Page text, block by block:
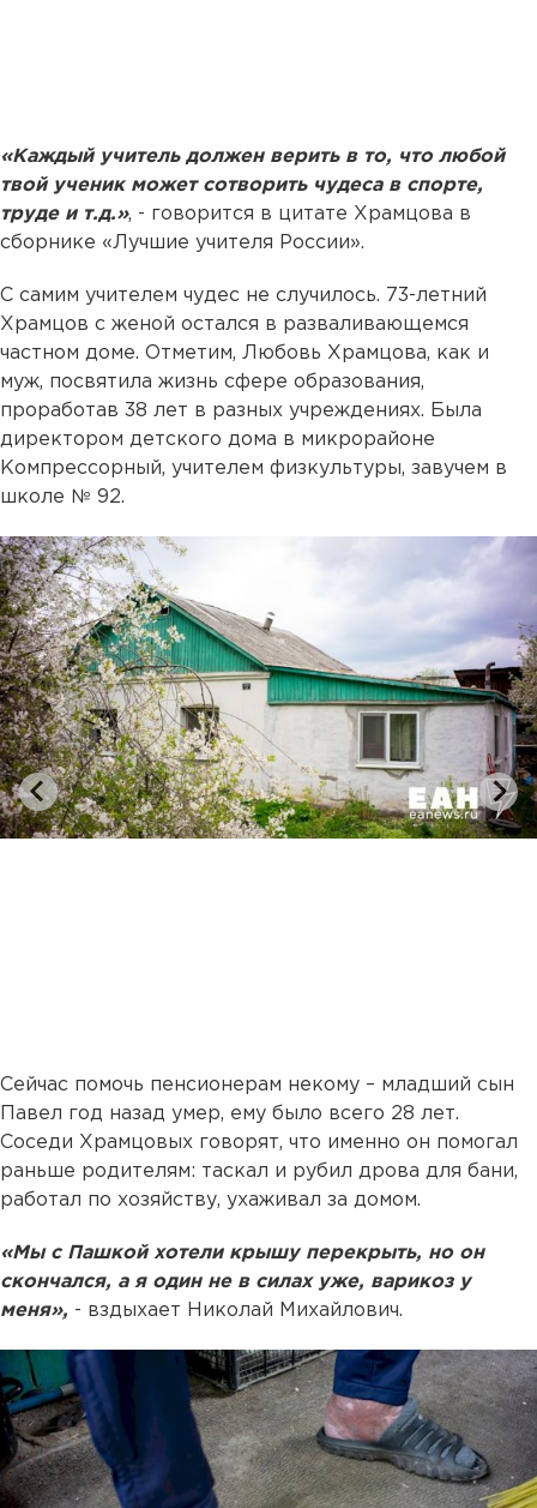
«Каждый учитель должен верить в то, что любой
твой ученик может сотворить чудеса в спорте,
труде и т.д.», - говорится в цитате Храмцова в
сборнике «Лучшие учителя России».
С самим учителем чудес не случилось. 73-летний
Храмцов с женой остался в разваливающемся
частном доме. Отметим, Любовь Храмцова, как и
муж, посвятила жизнь сфере образования,
проработав 38 лет в разных учреждениях. Была
директором детского дома в микрорайоне
Компрессорный, учителем физкультуры, завучем в
школе № 92.
Сейчас помочь пенсионерам некому – младший сын
Павел год назад умер, ему было всего 28 лет.
Соседи Храмцовых говорят, что именно он помогал
раньше родителям: таскал и рубил дрова для бани,
работал по хозяйству, ухаживал за домом.
«Мы с Пашкой хотели крышу перекрыть, но он
скончался, а я один не в силах уже, варикоз у
меня», - вздыхает Николай Михайлович.